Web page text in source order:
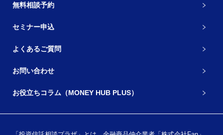
無料相談予約
セミナー申込
よくあるご質問
お問い合わせ
お役立ちコラム（MONEY HUB PLUS）